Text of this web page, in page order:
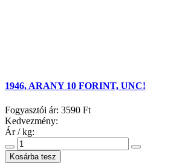
1946, ARANY 10 FORINT, UNC!
Fogyasztói ár: 3590 Ft
Kedvezmény:
Ár / kg: